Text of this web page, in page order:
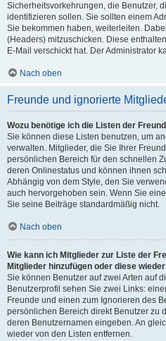
Sicherheitsvorkehrungen, die Benutzer,
identifizieren sollen. Sie sollten einem
Sie bekommen haben, weiterleiten.
(Headers) mitzuschicken. Diese
E-Mail verschickt hat. Der Administrator
Nach oben
Freunde und ignorierte
Wozu benötige ich die Listen der
Sie können diese Listen benutzen, um
verwalten. Mitglieder, die Sie Ihrer
persönlichen Bereich für den schnellen
deren Onlinestatus und können ihnen
Abhängig von dem Style, den Sie
auch hervorgehoben sein. Wenn Sie
Sie seine Beiträge standardmäßig nicht.
Nach oben
Wie kann ich Mitglieder zur Liste der
Mitglieder hinzufügen oder diese
Sie können Benutzer auf zwei Arten auf
Benutzerprofil sehen Sie zwei Links:
Freunde und einen zum Ignorieren des
persönlichen Bereich direkt Benutzer zu
deren Benutzernamen eingeben. An
wieder von den Listen entfernen.